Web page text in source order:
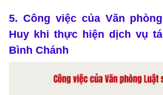
5. Công việc của Văn
Huy khi thực hiện dịch vụ
Bình Chánh